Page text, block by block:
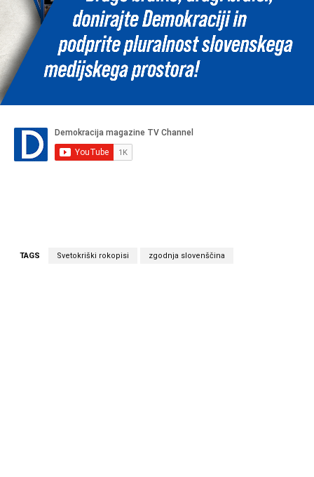
TAGS Svetokriški rokopisi zgodnja slovenščina